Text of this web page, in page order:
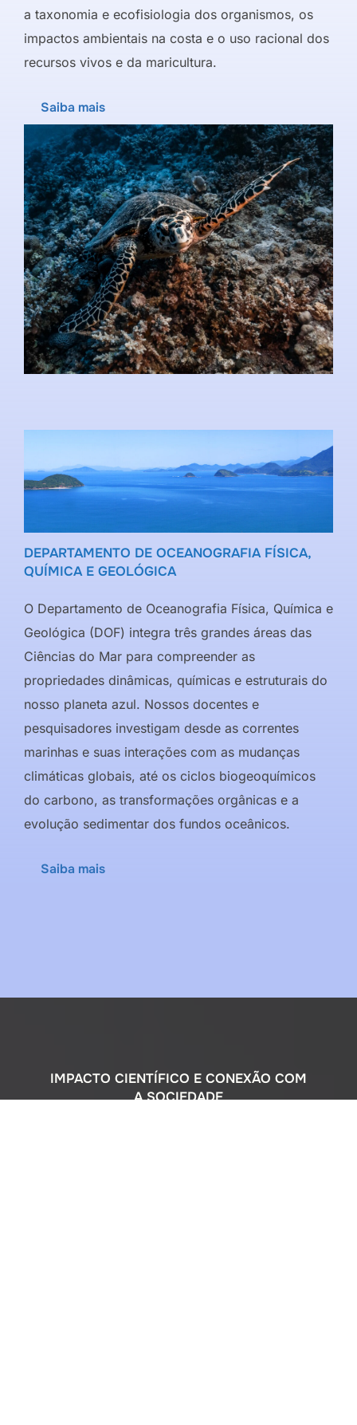
a taxonomia e ecofisiologia dos organismos, os
impactos ambientais na costa e o uso racional dos
recursos vivos e da maricultura.
Saiba mais
DEPARTAMENTO DE OCEANOGRAFIA FÍSICA,
QUÍMICA E GEOLÓGICA
O Departamento de Oceanografia Física, Química e
Geológica (DOF) integra três grandes áreas das
Ciências do Mar para compreender as
propriedades dinâmicas, químicas e estruturais do
nosso planeta azul. Nossos docentes e
pesquisadores investigam desde as correntes
marinhas e suas interações com as mudanças
climáticas globais, até os ciclos biogeoquímicos
do carbono, as transformações orgânicas e a
evolução sedimentar dos fundos oceânicos.
Saiba mais
IMPACTO CIENTÍFICO E CONEXÃO COM
A SOCIEDADE